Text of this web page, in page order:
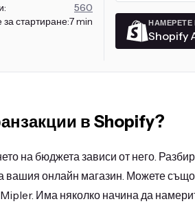
560
стартиране:7 min НАМЕРЕТЕ
Shopify
в Shopify?
на бюджета зависи от него.
вашия онлайн магазин. Можете
Има няколко начина да